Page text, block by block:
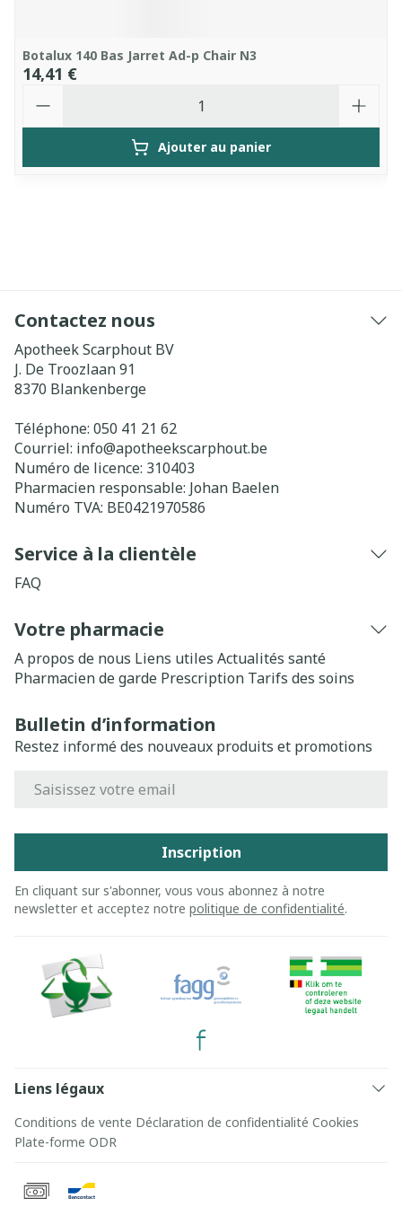
Botalux 140 Bas Jarret Ad-p Chair N3
14,41 €
Ajouter au panier
Contactez nous
Apotheek Scarphout BV
J. De Troozlaan 91
8370 Blankenberge
Téléphone: 050 41 21 62
Courriel: info@apotheekscarphout.be
Numéro de licence: 310403
Pharmacien responsable: Johan Baelen
Numéro TVA: BE0421970586
Service à la clientèle
FAQ
Votre pharmacie
A propos de nous Liens utiles Actualités santé
Pharmacien de garde Prescription Tarifs des soins
Bulletin d’information
Restez informé des nouveaux produits et promotions
Inscription
En cliquant sur s'abonner, vous vous abonnez à notre
newsletter et acceptez notre politique de confidentialité.
Liens légaux
Conditions de vente Déclaration de confidentialité Cookies
Plate-forme ODR